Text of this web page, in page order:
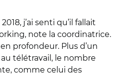
j’ai senti qu’il fallait
note la coordinatrice.
profondeur. Plus d’un
télétravail, le nombre
comme celui des